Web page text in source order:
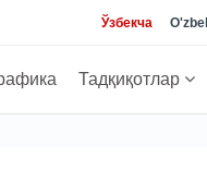
Ўзбекча
Тадқиқотлар